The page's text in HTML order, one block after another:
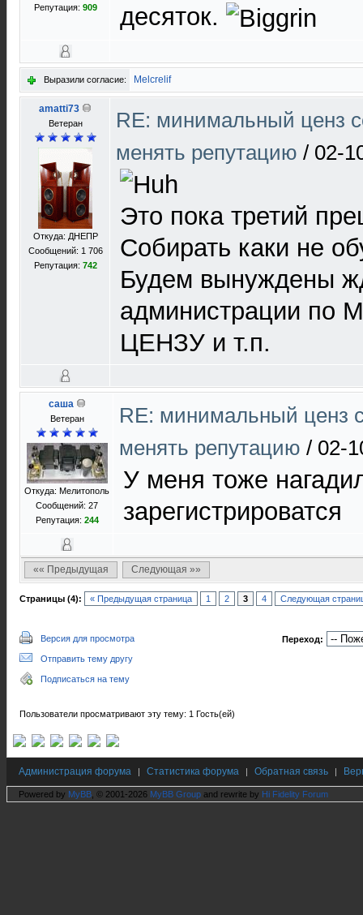
Репутация: 909
десяток.
Выразили согласие: Melcrelif
amatti73
Ветеран
Откуда: ДНЕПР
Сообщений: 1 706
Репутация: 742
RE: минимальный ценз
менять репутацию / 02-
Это пока третий
Собирать каки не
Будем вынуждены
администрации
ЦЕНЗУ и т.п.
саша
Ветеран
Откуда: Мелитополь
Сообщений: 27
Репутация: 244
RE: минимальный ценз
менять репутацию / 02-
У меня тоже
зарегистрироватся
«« Предыдущая Следующая »»
Страницы (4): « Предыдущая страница 1 2 3 4 Следующая
Версия для просмотра
Отправить тему другу
Подписаться на тему
Переход:
Пользователи просматривают эту тему: 1 Гость(ей)
Администрация форума | Статистика форума | Обратная связь |
Powered by MyBB , © 2001-2026 MyBB Group and rewrite by Hi Fidelity Forum